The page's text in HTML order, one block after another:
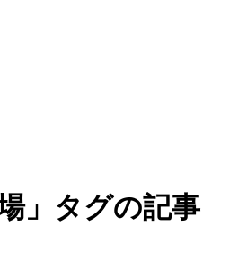
」タグの記事